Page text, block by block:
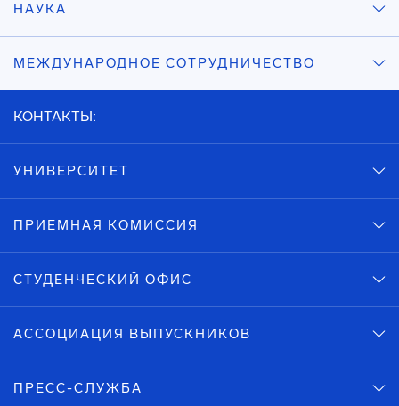
НАУКА
МЕЖДУНАРОДНОЕ СОТРУДНИЧЕСТВО
КОНТАКТЫ:
УНИВЕРСИТЕТ
ПРИЕМНАЯ КОМИССИЯ
СТУДЕНЧЕСКИЙ ОФИС
АССОЦИАЦИЯ ВЫПУСКНИКОВ
ПРЕСС-СЛУЖБА